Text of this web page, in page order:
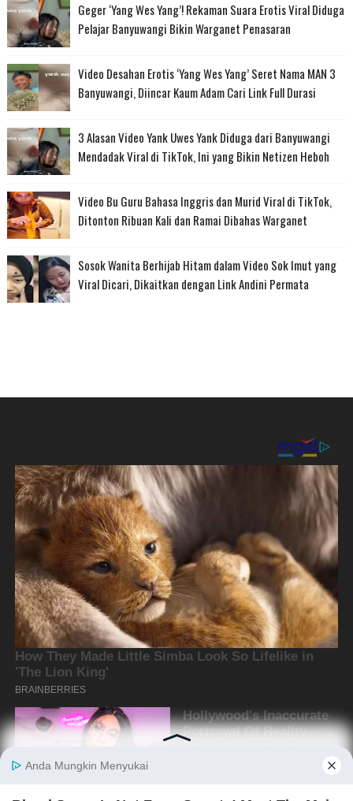
Geger ‘Yang Wes Yang’! Rekaman Suara Erotis Viral Diduga
Pelajar Banyuwangi Bikin Warganet Penasaran
Video Desahan Erotis ‘Yang Wes Yang’ Seret Nama MAN 3
Banyuwangi, Diincar Kaum Adam Cari Link Full Durasi
3 Alasan Video Yank Uwes Yank Diduga dari Banyuwangi
Mendadak Viral di TikTok, Ini yang Bikin Netizen Heboh
Video Bu Guru Bahasa Inggris dan Murid Viral di TikTok,
Ditonton Ribuan Kali dan Ramai Dibahas Warganet
Sosok Wanita Berhijab Hitam dalam Video Sok Imut yang
Viral Dicari, Dikaitkan dengan Link Andini Permata